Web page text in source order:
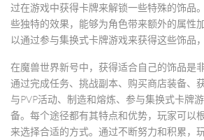
过在游戏中获得卡牌来解锁一些特殊的饰品
些独特的效果，能够为角色带来额外的属性
以通过参与集换式卡牌游戏来获得这些饰品
在魔兽世界新号中，获得适合自己的饰品是
通过完成任务、挑战副本、购买商店装备、
与PVP活动、制造和熔炼、参与集换式卡牌
备。每个途径都有其特点和优势，玩家可以
来选择合适的方式。通过不断努力和积累，